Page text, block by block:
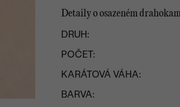
Detaily o osazeném
DRUH:
POČET:
KARÁTOVÁ VÁHA:
BARVA: